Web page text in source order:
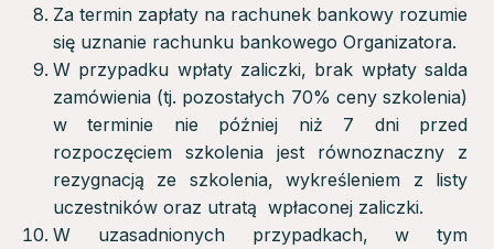
Za termin zapłaty na rachunek bankowy rozumie
się uznanie rachunku bankowego Organizatora.
W przypadku wpłaty zaliczki, brak wpłaty salda
zamówienia (tj. pozostałych 70% ceny szkolenia)
w terminie nie później niż 7 dni przed
rozpoczęciem szkolenia jest równoznaczny z
rezygnacją ze szkolenia, wykreśleniem z listy
uczestników oraz utratą wpłaconej zaliczki.
W uzasadnionych przypadkach, w tym